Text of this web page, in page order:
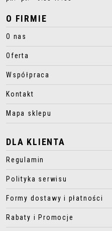
O FIRMIE
O nas
Oferta
Współpraca
Kontakt
Mapa sklepu
DLA KLIENTA
Regulamin
Polityka serwisu
Formy dostawy i płatności
Rabaty i Promocje